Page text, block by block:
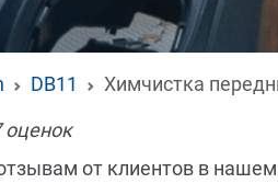
DB11
Химчистка
оценок
от клиентов в